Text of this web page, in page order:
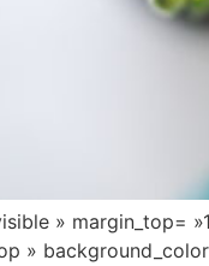
» margin_top=
»